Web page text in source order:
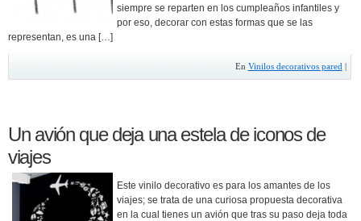
siempre se reparten en los cumpleaños infantiles y
por eso, decorar con estas formas que se las
representan, es una […]
En Vinilos decorativos pared
Un avión que deja una estela de iconos de
viajes
Este vinilo decorativo es para los amantes de los
viajes; se trata de una curiosa propuesta decorativa
en la cual tienes un avión que tras su paso deja toda